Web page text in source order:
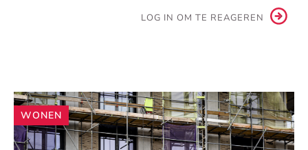
LOG IN OM TE REAGEREN
Andere
artikelen
WONEN